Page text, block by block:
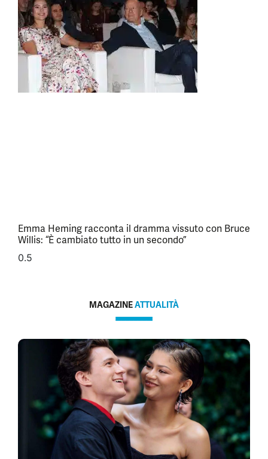
Emma Heming racconta il dramma vissuto con Bruce
Willis: “È cambiato tutto in un secondo”
MAGAZINEATTUALITÀ